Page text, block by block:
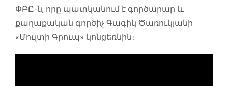
ՓԲԸ-ն, որը պատկանում է գործարար և
քաղաքական գործիչ Գագիկ Ծառուկյանի
«Մուլտի Գրուպ» կոնցեռնին։